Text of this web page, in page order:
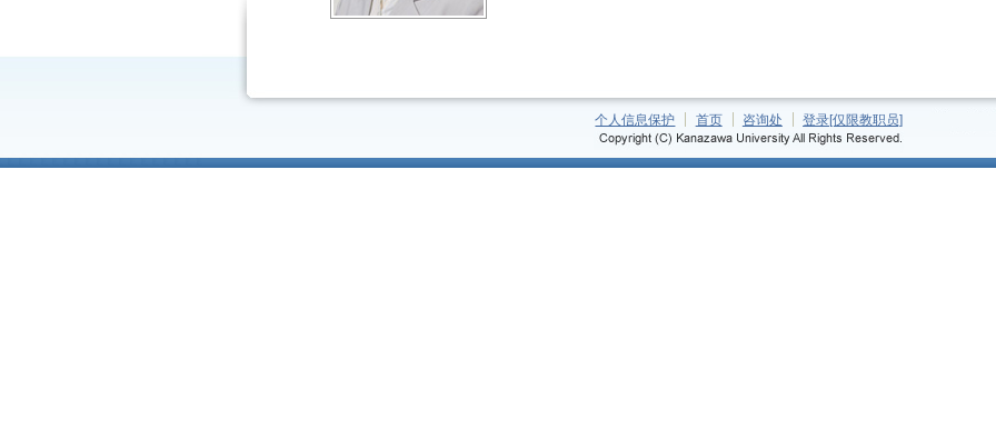
个人信息保护 首页 咨询处 登录[仅限教职员]